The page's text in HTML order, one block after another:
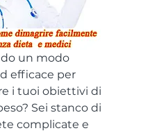
un modo
efficace per
i tuoi obiettivi di
Sei stanco di
complicate e